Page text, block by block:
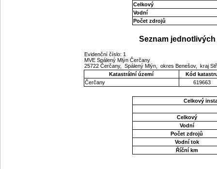
Celkový
Vodní
Počet zdrojů
Seznam
Evidenční číslo: 1
MVE Spálený Mlýn Čerčany
25722 Čerčany, Spálený Mlýn, okres Benešov, kraj
Katastrální území
Kód
Čerčany
619663
Celkový
Celkový
Vodní
Počet zdrojů
Vodní tok
Říční km